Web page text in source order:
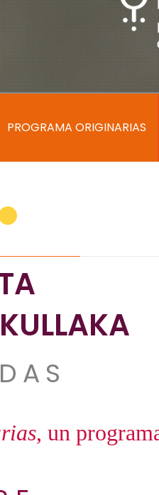
Navigation
PROGRAMA ORIGINARIAS
, un